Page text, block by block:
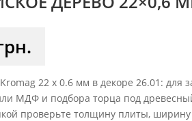
22 x 0.6 мм в декоре 26.01: для
МДФ и подбора торца под
проверьте толщину плиты,